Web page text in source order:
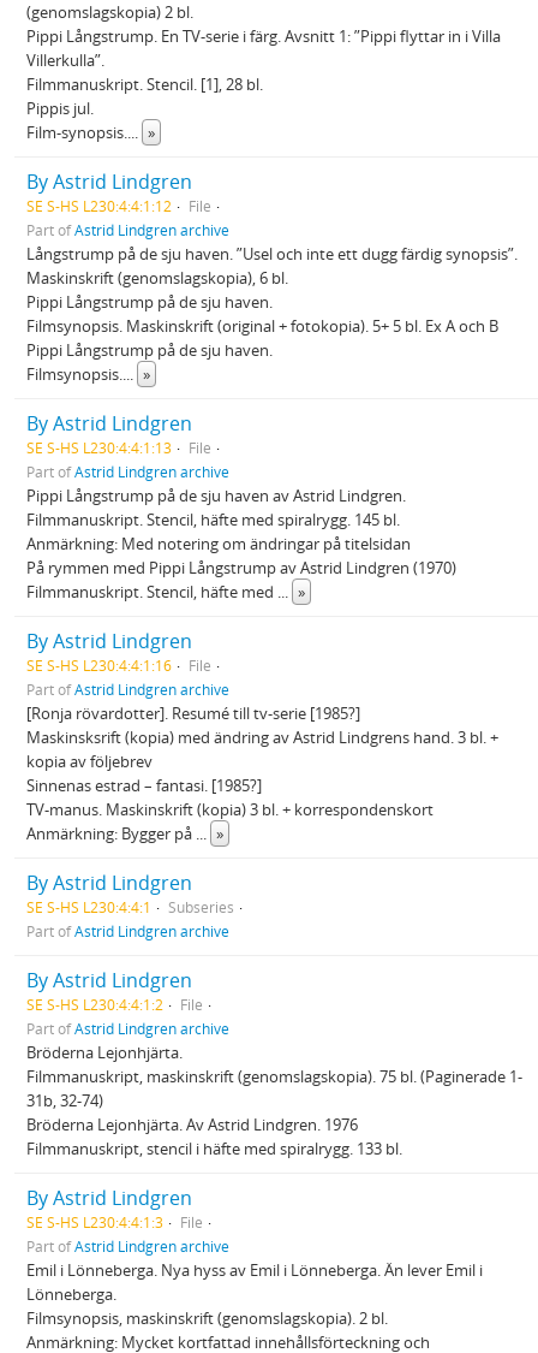
(genomslagskopia) 2 bl.
Pippi Långstrump. En TV-serie i färg. Avsnitt 1: ”Pippi flyttar in i Villa
Villerkulla”.
Filmmanuskript. Stencil. [1], 28 bl.
Pippis jul.
Film-synopsis.... »
By Astrid Lindgren
SE S-HS L230:4:4:1:12
File
Part ofAstrid Lindgren archive
Långstrump på de sju haven. ”Usel och inte ett dugg färdig synopsis”.
Maskinskrift (genomslagskopia), 6 bl.
Pippi Långstrump på de sju haven.
Filmsynopsis. Maskinskrift (original + fotokopia). 5+ 5 bl. Ex A och B
Pippi Långstrump på de sju haven.
Filmsynopsis.... »
By Astrid Lindgren
SE S-HS L230:4:4:1:13
File
Part ofAstrid Lindgren archive
Pippi Långstrump på de sju haven av Astrid Lindgren.
Filmmanuskript. Stencil, häfte med spiralrygg. 145 bl.
Anmärkning: Med notering om ändringar på titelsidan
På rymmen med Pippi Långstrump av Astrid Lindgren (1970)
Filmmanuskript. Stencil, häfte med ... »
By Astrid Lindgren
SE S-HS L230:4:4:1:16
File
Part ofAstrid Lindgren archive
[Ronja rövardotter]. Resumé till tv-serie [1985?]
Maskinsksrift (kopia) med ändring av Astrid Lindgrens hand. 3 bl. +
kopia av följebrev
Sinnenas estrad – fantasi. [1985?]
TV-manus. Maskinskrift (kopia) 3 bl. + korrespondenskort
Anmärkning: Bygger på ... »
By Astrid Lindgren
SE S-HS L230:4:4:1
Subseries
Part ofAstrid Lindgren archive
By Astrid Lindgren
SE S-HS L230:4:4:1:2
File
Part ofAstrid Lindgren archive
Bröderna Lejonhjärta.
Filmmanuskript, maskinskrift (genomslagskopia). 75 bl. (Paginerade 1-
31b, 32-74)
Bröderna Lejonhjärta. Av Astrid Lindgren. 1976
Filmmanuskript, stencil i häfte med spiralrygg. 133 bl.
By Astrid Lindgren
SE S-HS L230:4:4:1:3
File
Part ofAstrid Lindgren archive
Emil i Lönneberga. Nya hyss av Emil i Lönneberga. Än lever Emil i
Lönneberga.
Filmsynopsis, maskinskrift (genomslagskopia). 2 bl.
Anmärkning: Mycket kortfattad innehållsförteckning och